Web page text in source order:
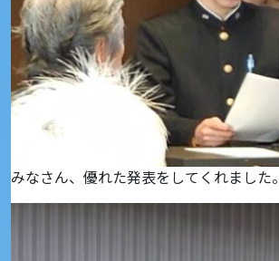
みなさん、優れた発表をしてくれました。